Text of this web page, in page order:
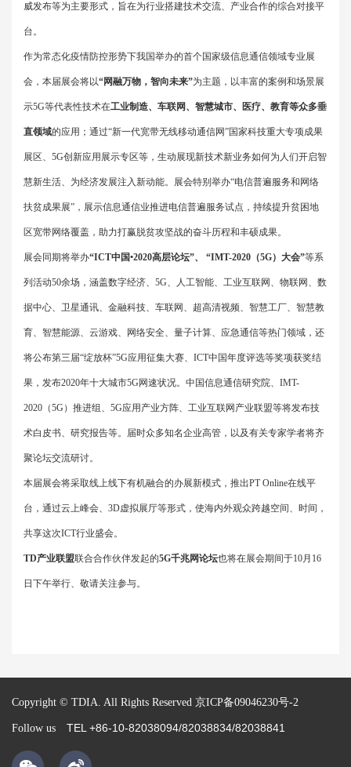
威发布等为主要形式，旨在为行业搭建技术交流、产业合作的综合对接平
台。
作为常态化疫情防控形势下我国举办的首个国家级信息通信领域专业展
会，本届展会将以“网融万物，智向未来”为主题，以丰富的案例和场景展
示5G等代表性技术在工业制造、车联网、智慧城市、医疗、教育等众多垂
直领域的应用；通过“新一代宽带无线移动通信网”国家科技重大专项成果
展区、 5G创新应用展示专区等，生动展现新技术新业务如何为人们开启智
慧新生活、为经济发展注入新动能。展会特别举办“电信普遍服务和网络
扶贫成果展” ，展示信息通信业推进电信普遍服务试点，持续提升贫困地
区宽带网络覆盖，助力打赢脱贫攻坚战的奋斗历程和丰硕成果。
展会同期将举办“ICT中国•2020高层论坛”、 “IMT-2020 （5G）大会”等系
列活动50余场，涵盖数字经济、 5G、人工智能、工业互联网、物联网、数
据中心、卫星通讯、金融科技、车联网、超高清视频、智慧工厂、智慧教
育、智慧能源、云游戏、网络安全、量子计算、应急通信等热门领域，还
将公布第三届“绽放杯”5G应用征集大赛、 ICT中国年度评选等奖项获奖结
果，发布2020年十大城市5G 网速状况。中国信息通信研究院、 IMT-
2020 （5G ）推进组、 5G应用产业方阵、工业互联网产业联盟等将发布技
术白皮书、研究报告等。届时众多知名企业高管，以及有关专家学者将齐
聚论坛交流研讨。
本届展会将采取线上线下有机融合的办展新模式，推出PT Online在线平
台，通过云上峰会、 3D虚拟展厅等形式，使海内外观众跨越空间、时间，
共享这次ICT行业盛会。
TD产业联盟联合合作伙伴发起的5G千兆网论坛也将在展会期间于10月 16
日下午举行、敬请关注参与。
Copyright © TDIA. All Rights Reserved 京ICP备09046230号-2
Follow us TEL +86-10-82038094/82038834/82038841